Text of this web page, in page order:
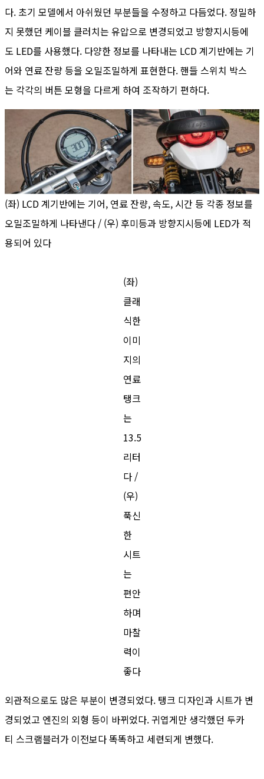
다. 초기 모델에서 아쉬웠던 부분들을 수정하고 다듬었다. 정밀하
지 못했던 케이블 클러치는 유압으로 변경되었고 방향지시등에
도 LED를 사용했다. 다양한 정보를 나타내는 LCD 계기반에는 기
어와 연료 잔량 등을 오밀조밀하게 표현한다. 핸들 스위치 박스
는 각각의 버튼 모형을 다르게 하여 조작하기 편하다.
(좌) LCD 계기반에는 기어, 연료 잔량, 속도, 시간 등 각종 정보를
오밀조밀하게 나타낸다 / (우) 후미등과 방향지시등에 LED가 적
용되어 있다
(좌)
클래
식한
이미
지의
연료
탱크
는
13.5
리터
다 /
(우)
푹신
한
시트
는
편안
하며
마찰
력이
좋다
외관적으로도 많은 부분이 변경되었다. 탱크 디자인과 시트가 변
경되었고 엔진의 외형 등이 바뀌었다. 귀엽게만 생각했던 두카
티 스크램블러가 이전보다 똑똑하고 세련되게 변했다.